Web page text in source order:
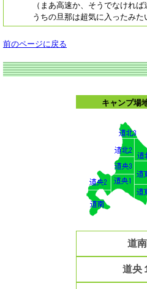
キャンプ場
道南
道央
（まあ高速か、そうでなければ
うちの旦那は超気に入ったみた
前のページに戻る